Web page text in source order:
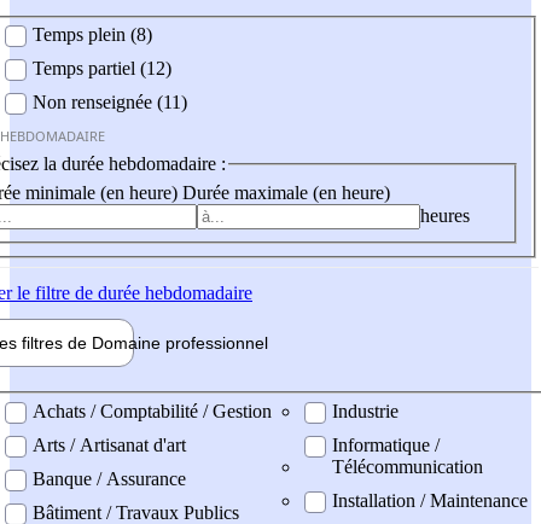
Temps plein (8)
Temps partiel (12)
Non renseignée (11)
la durée hebdomadaire :
minimale (en heure) Durée maximale (en heure)
heures
le filtre de durée hebdomadaire
filtres de Domaine professionnel
professionel
Achats / Comptabilité / Gestion
Arts / Artisanat d'art
Banque / Assurance
Bâtiment / Travaux Publics
Industrie
Informatique /
Télécommunication
Installation / Maintenance